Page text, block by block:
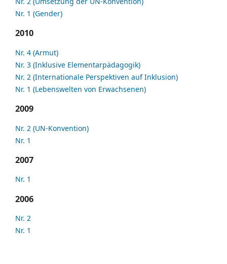
Nr. 1 (Gender)
2010
Nr. 4 (Armut)
Nr. 3 (Inklusive Elementarpädagogik)
Nr. 2 (Internationale Perspektiven auf Inklusion)
Nr. 1 (Lebenswelten von Erwachsenen)
2009
Nr. 2 (UN-Konvention)
Nr. 1
2007
Nr. 1
2006
Nr. 2
Nr. 1